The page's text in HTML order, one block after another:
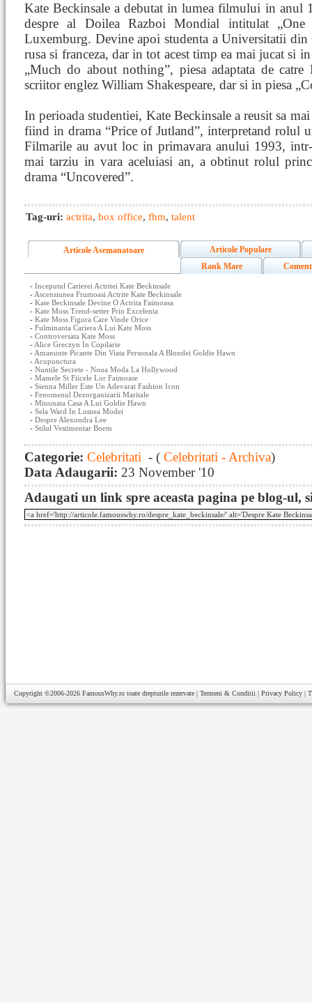
Kate Beckinsale a debutat in lumea filmului in anul
despre al Doilea Razboi Mondial intitulat
Luxemburg. Devine apoi studenta a Universitatii
rusa si franceza, dar in tot acest timp ea mai jucat si
„Much do about nothing”, piesa adaptata de catre
scriitor englez William Shakespeare, dar si in piesa
In perioada studentiei, Kate Beckinsale a reusit sa
fiind in drama “Price of Jutland”, interpretand rolul
Filmarile au avut loc in primavara anului 1993,
mai tarziu in vara aceluiasi an, a obtinut rolul
drama “Uncovered”.
Tag-uri: actrita, box office, fhm, talent
Articole Asemanatoare
Articole Populare
Rank Mare
- Inceputul Carierei Actritei Kate Beckinsale
- Ascensiunea Frumoasi Actrite Kate Beckinsale
- Kate Beckinsale Devine O Actrita Faimoasa
- Kate Moss Trend-setter Prin Excelenta
- Kate Moss Figura Care Vinde Orice
- Fulminanta Cariera A Lui Kate Moss
- Controversata Kate Moss
- Alice Greczyn In Copilarie
- Amanunte Picante Din Viata Personala A Blondei Goldie Hawn
- Acupunctura
- Nuntile Secrete - Noua Moda La Hollywood
- Mamele Si Fiicele Lor Faimoase
- Sienna Miller Este Un Adevarat Fashion Icon
- Fenomenul Dezorganizarii Maritale
- Minunata Casa A Lui Goldie Hawn
- Sela Ward In Lumea Modei
- Despre Alexondra Lee
- Stilul Vestimentar Boem
Categorie: Celebritati - ( Celebritati - Archiva)
Data Adaugarii: 23 November '10
Adaugati un link spre aceasta pagina pe blog-ul,
Copyright ©2006-2026 FamousWhy.ro toate drepturile rezervate | Termeni & Conditii | Privacy Policy |